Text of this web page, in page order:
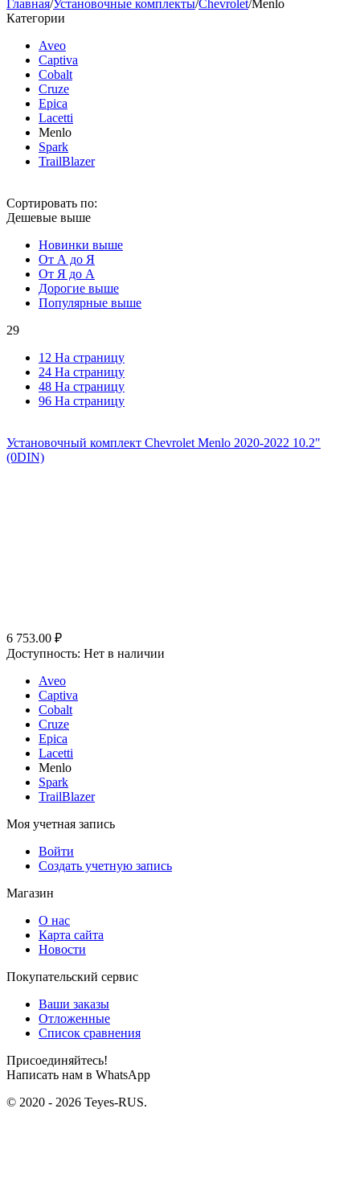
Главная/Установочные комплекты/Chevrolet/Menlo
Категории
Aveo
Captiva
Cobalt
Cruze
Epica
Lacetti
Menlo
Spark
TrailBlazer
Сортировать по:
Дешевые выше
Новинки выше
От А до Я
От Я до А
Дорогие выше
Популярные выше
29
12 На страницу
24 На страницу
48 На страницу
96 На страницу
Установочный комплект Chevrolet Menlo 2020-2022 10.2"
(0DIN)
6 753.00 ₽
Доступность: Нет в наличии
Aveo
Captiva
Cobalt
Cruze
Epica
Lacetti
Menlo
Spark
TrailBlazer
Моя учетная запись
Войти
Создать учетную запись
Магазин
О нас
Карта сайта
Новости
Покупательский сервис
Ваши заказы
Отложенные
Список сравнения
Присоединяйтесь!
Написать нам в WhatsApp
© 2020 - 2026 Teyes-RUS.